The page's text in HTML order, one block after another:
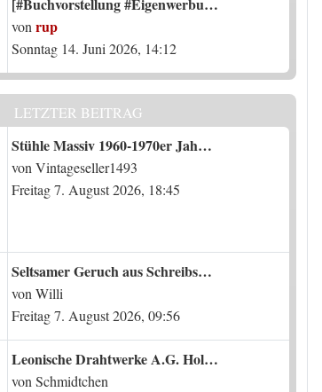
vonrup
Sonntag 14. Juni 2026, 14:12
LETZTER BEITRAG
Letzter Beitrag
Stühle Massiv 1960-1970er Jah…
vonVintageseller1493
Freitag 7. August 2026, 18:45
Letzter Beitrag
Seltsamer Geruch aus Schreibs…
vonWilli
Freitag 7. August 2026, 09:56
Letzter Beitrag
Leonische Drahtwerke A.G. Hol…
vonSchmidtchen